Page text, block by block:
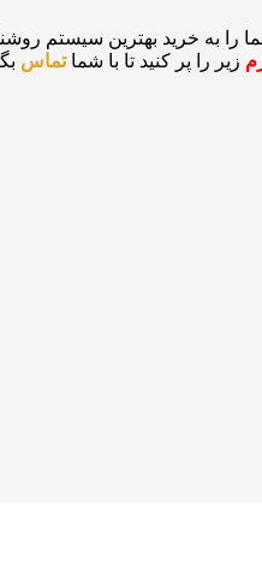
را به خرید بهترین سیستم
زیر را پر کنید تا با شماتماس